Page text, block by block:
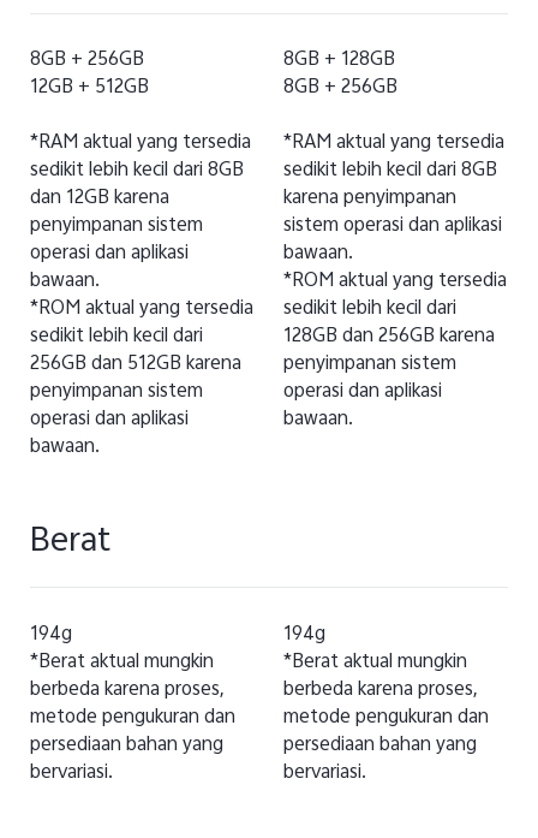
8GB + 256GB
12GB + 512GB
*RAM aktual yang tersedia
sedikit lebih kecil dari 8GB
dan 12GB karena
penyimpanan sistem
operasi dan aplikasi
bawaan.
*ROM aktual yang tersedia
sedikit lebih kecil dari
256GB dan 512GB karena
penyimpanan sistem
operasi dan aplikasi
bawaan.
8GB + 128GB
8GB + 256GB
*RAM aktual yang tersedia
sedikit lebih kecil dari 8GB
karena penyimpanan
sistem operasi dan aplikasi
bawaan.
*ROM aktual yang tersedia
sedikit lebih kecil dari
128GB dan 256GB karena
penyimpanan sistem
operasi dan aplikasi
bawaan.
Berat
194g
*Berat aktual mungkin
berbeda karena proses,
metode pengukuran dan
persediaan bahan yang
bervariasi.
194g
*Berat aktual mungkin
berbeda karena proses,
metode pengukuran dan
persediaan bahan yang
bervariasi.